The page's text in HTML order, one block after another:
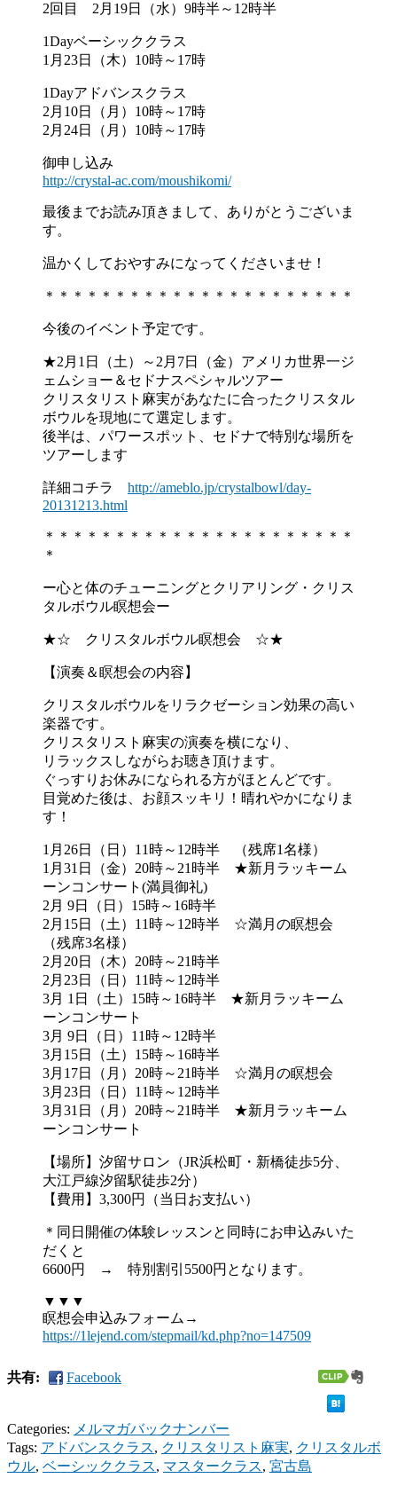
2回目 2月19日（水）9時半～12時半
1Dayベーシッククラス
1月23日（木）10時～17時
1Dayアドバンスクラス
2月10日（月）10時～17時
2月24日（月）10時～17時
御申し込み
http://crystal-ac.com/moushikomi/
最後までお読み頂きまして、ありがとうございま
す。
温かくしておやすみになってくださいませ！
＊＊＊＊＊＊＊＊＊＊＊＊＊＊＊＊＊＊＊＊＊＊
今後のイベント予定です。
★2月1日（土）～2月7日（金）アメリカ世界一ジ
ェムショー＆ セドナスペシャルツアー
クリスタリスト麻実があなたに合ったクリスタル
ボウルを現地にて選定します。
後半は、パワースポット、セドナで特別な場所を
ツアーします
詳細コチラ http://ameblo.jp/crystalbowl/day-
20131213.html
＊＊＊＊＊＊＊＊＊＊＊＊＊＊＊＊＊＊＊＊＊＊
＊
ー心と体のチューニングとクリアリング・ クリス
タルボウル瞑想会ー
★☆ クリスタルボウル瞑想会 ☆★
【演奏＆瞑想会の内容】
クリスタルボウルをリラクゼーション効果の高い
楽器です。
クリスタリスト麻実の演奏を横になり、
リラックスしながらお聴き頂けます。
ぐっすりお休みになられる方がほとんどです。
目覚めた後は、お顔スッキリ！晴れやかになりま
す！
1月26日（日）11時～12時半 （残席1名様）
1月31日（金）20時～21時半 ★新月ラッキーム
ーンコンサート(満員御礼)
2月 9日（日）15時～16時半
2月15日（土）11時～12時半 ☆満月の瞑想会
（残席3名様）
2月20日（木）20時～21時半
2月23日（日）11時～12時半
3月 1日（土）15時～16時半 ★新月ラッキーム
ーンコンサート
3月 9日（日）11時～12時半
3月15日（土）15時～16時半
3月17日（月）20時～21時半 ☆満月の瞑想会
3月23日（日）11時～12時半
3月31日（月）20時～21時半 ★新月ラッキーム
ーンコンサート
【場所】汐留サロン（JR浜松町・新橋徒歩5分、
大江戸線汐留駅徒歩2分）
【費用】3,300円（当日お支払い）
＊同日開催の体験レッスンと同時にお申込みいた
だくと
6600円 → 特別割引5500円となります。
▼▼▼
瞑想会申込みフォーム→
https://1lejend.com/stepmail/kd.php?no=147509
共有: Facebook
Categories: メルマガバックナンバー
Tags: アドバンスクラス, クリスタリスト麻実, クリスタルボ
ウル, ベーシッククラス, マスタークラス, 宮古島